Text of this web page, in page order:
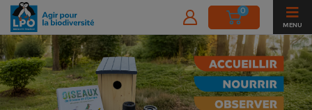
0
MENU
Boutique de la Ligue pour la